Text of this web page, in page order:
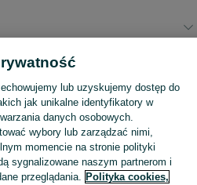
Moda Marki ▶️ Odzież, obuwie, torebki, akcesoria i biżuteria ✅ Nowe i używane w atrakcyjnych cenach ✌ Znajdź najlepsze ogłoszenia na OLX.pl! Zobacz
lub uzyskujemy dostęp do
jak unikalne identyfikatory w
danych osobowych.
wybory lub zarządzać nimi,
momencie na stronie polityki
sygnalizowane naszym partnerom i
przeglądania. Polityka cookies,